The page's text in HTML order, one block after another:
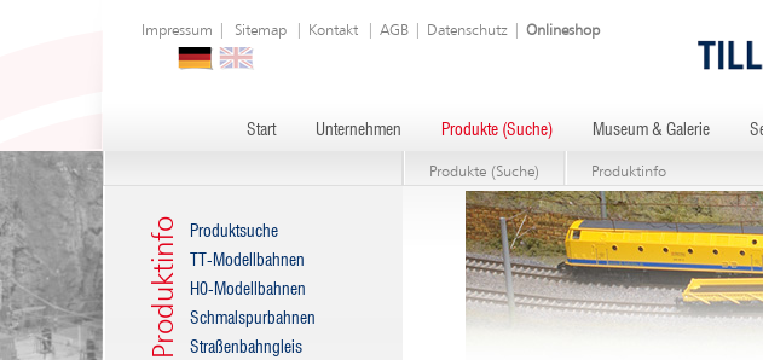
Impressum Sitemap| Kontakt| AGB| Datenschutz| Onlineshop
Start Unternehmen Produkte (Suche) Museum & Galerie
Produkte (Suche) Produktinfo
Produktinfo
Produktsuche
TT-Modellbahnen
H0-Modellbahnen
Schmalspurbahnen
Straßenbahngleis